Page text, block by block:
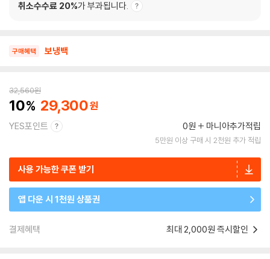
취소수수료 20%가 부과됩니다.
구매혜택 보냉백
32,560원
10 29,300
YES포인트 0원 마니아추가적립
5만원 이상 구매 시 2천원 추가 적립
사용 가능한 쿠폰 받기
앱 다운 시 1천원 상품권
결제혜택 최대 2,000원 즉시할인